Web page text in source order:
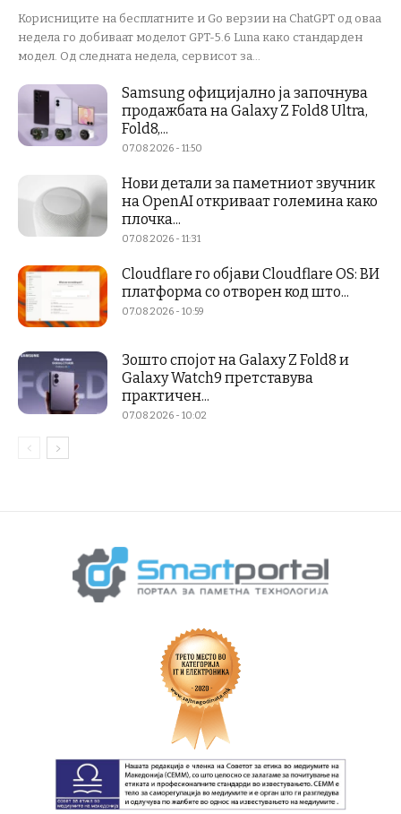
Корисниците на бесплатните и Go верзии на ChatGPT од оваа
недела го добиваат моделот GPT-5.6 Luna како стандарден
модел. Од следната недела, сервисот за...
Samsung официјално ја започнува
продажбата на Galaxy Z Fold8 Ultra,
Fold8,...
07.08.2026 - 11:50
Нови детали за паметниот звучник
на OpenAI откриваат големина како
плочка...
07.08.2026 - 11:31
Cloudflare го објави Cloudflare OS: ВИ
платформа со отворен код што...
07.08.2026 - 10:59
Зошто спојот на Galaxy Z Fold8 и
Galaxy Watch9 претставува
практичен...
07.08.2026 - 10:02